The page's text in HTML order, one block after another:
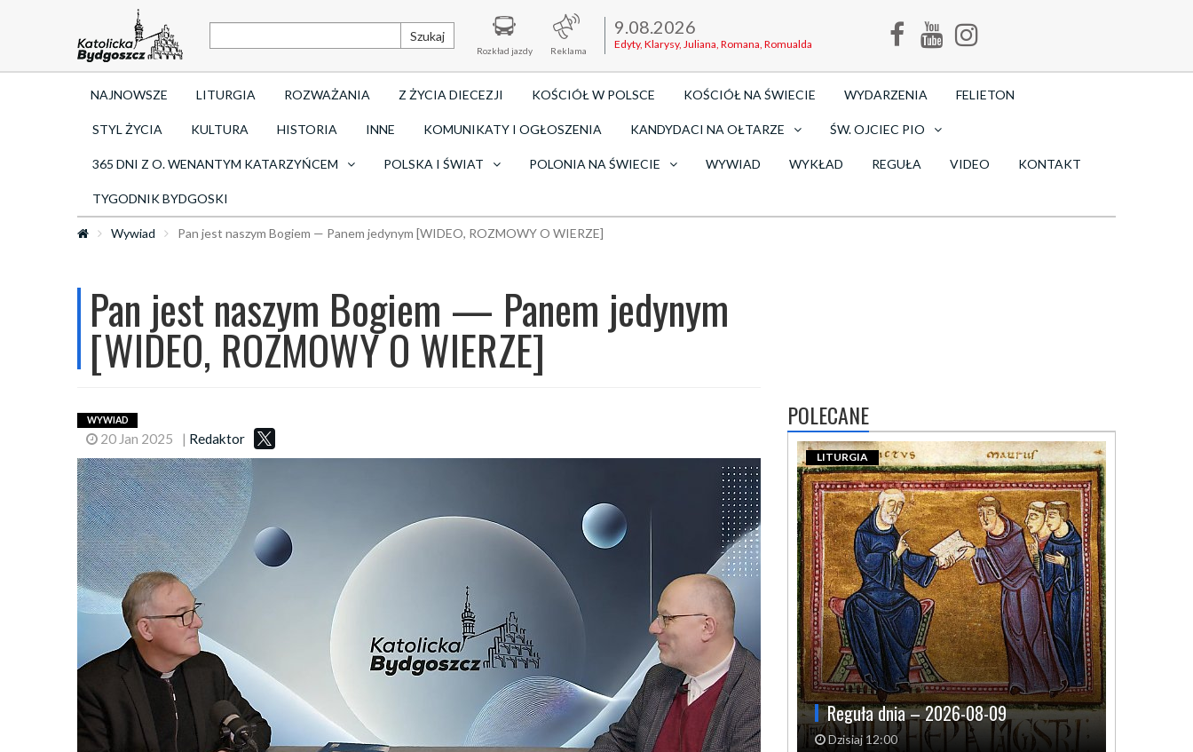
Szukaj
Rozkład jazdy Reklama
9.08.2026
Edyty, Klarysy, Juliana, Romana, Romualda
NAJNOWSZE LITURGIA ROZWAŻANIA Z ŻYCIA DIECEZJI KOŚCIÓŁ W POLSCE KOŚCIÓŁ NA ŚWIECIE WYDARZENIA FELIETON
STYL ŻYCIA KULTURA HISTORIA INNE KOMUNIKATY I OGŁOSZENIA KANDYDACI NA OŁTARZE ŚW. OJCIEC PIO
365 DNI Z O. WENANTYM KATARZYŃCEM POLSKA I ŚWIAT POLONIA NA ŚWIECIE WYWIAD WYKŁAD REGUŁA VIDEO KONTAKT
TYGODNIK BYDGOSKI
Wywiad Pan jest naszym Bogiem — Panem jedynym [WIDEO, ROZMOWY O WIERZE]
Pan jest naszym Bogiem — Panem jedynym
[WIDEO, ROZMOWY O WIERZE]
WYWIAD
20 Jan 2025 | Redaktor
POLECANE
Reguła dnia – 2026-08-09
Dzisiaj 12:00
LITURGIA